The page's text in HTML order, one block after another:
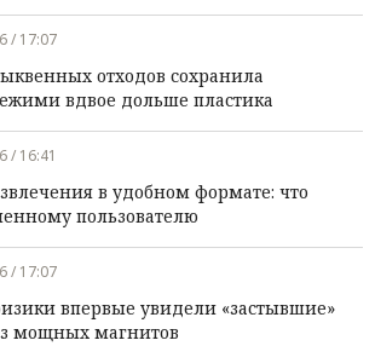
/ 17:07
отходов сохранила
вдвое дольше пластика
/ 16:41
в удобном формате: что
пользователю
/ 17:07
впервые увидели «застывшие»
мощных магнитов